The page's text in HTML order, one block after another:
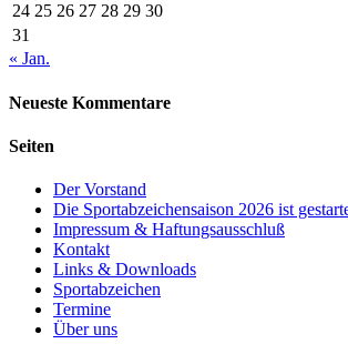
24 25 26 27 28 29 30
31
« Jan.
Neueste Kommentare
Seiten
Der Vorstand
Die Sportabzeichensaison 2026 ist
Impressum & Haftungsausschluß
Kontakt
Links & Downloads
Sportabzeichen
Termine
Über uns